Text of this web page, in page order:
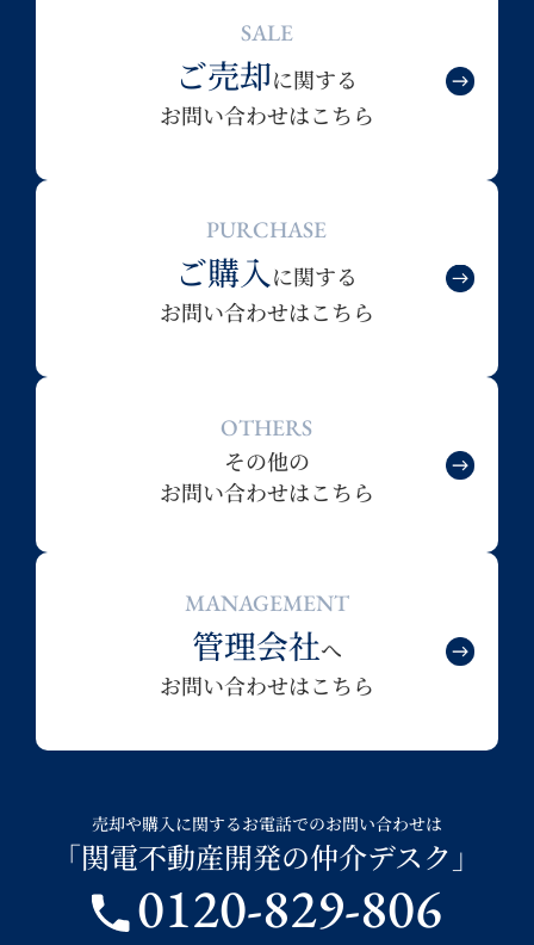
SALE
ご売却に関する
お問い合わせはこちら
PURCHASE
ご購入に関する
お問い合わせはこちら
OTHERS
その他の
お問い合わせはこちら
MANAGEMENT
管理会社へ
お問い合わせはこちら
売却や購入に関するお電話でのお問い合わせは
「関電不動産開発の仲介デスク」
0120-829-806